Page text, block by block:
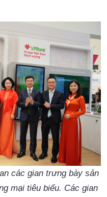
các gian trưng bày sản
mại tiêu biểu. Các gian